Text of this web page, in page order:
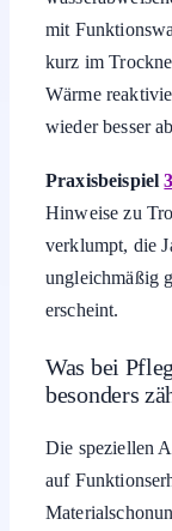
mit
kurz im
Wärme
wieder besser
Praxisbeispiel3
Hinweise zu
verklumpt, die
ungleichmäßig
erscheint.
Was bei
besonders
Die speziellen
auf